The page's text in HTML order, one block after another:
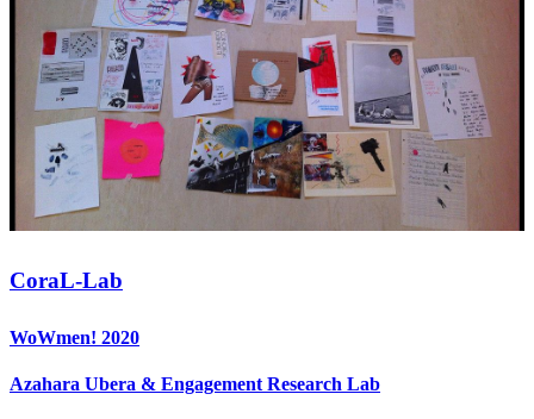
CoraL-Lab
WoWmen! 2020
Azahara Ubera & Engagement Research Lab